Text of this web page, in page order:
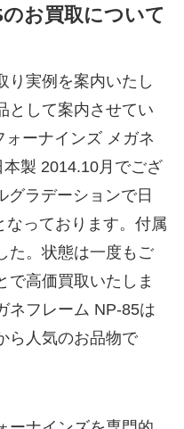
お買取について
り実例を案内いたし
として案内させてい
ーナインズ メガネ
製 2014.10月でござ
グラデーションで日
っております。付属
た。状態は一度もご
で高価買取いたしま
ネフレーム NP-85は
ら人気のお品物で